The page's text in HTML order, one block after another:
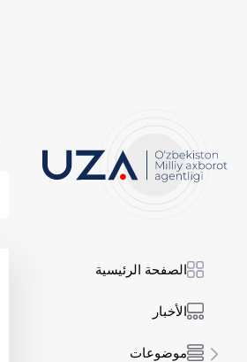
الصفحة الرئيسية
الأخبار
موضوعات